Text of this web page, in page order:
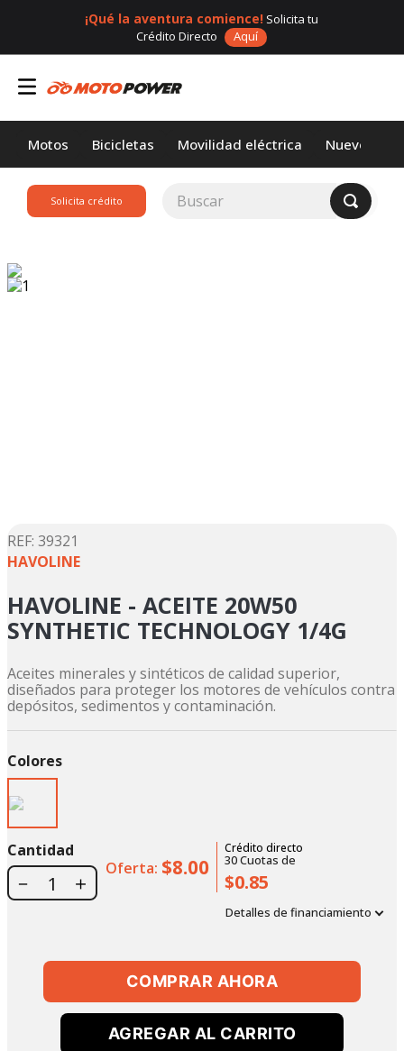
¡Qué la aventura comience! Solicita tu
Crédito Directo
Aquí
Motos Bicicletas Movilidad eléctrica Nuevos
Solicita crédito
Buscar
: 39321
HAVOLINE
HAVOLINE - ACEITE 20W50
SYNTHETIC TECHNOLOGY 1/4G
Aceites minerales y sintéticos de calidad superior,
diseñados para proteger los motores de vehículos contra
depósitos, sedimentos y contaminación.
Colores
Cantidad
＋
－
Oferta: $8.00
Crédito directo
30Cuotas de
$0.85
Detalles de financiamiento
COMPRAR AHORA
AGREGAR AL CARRITO